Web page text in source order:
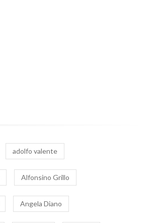
adolfo valente
Alfonsino Grillo
Angela Diano